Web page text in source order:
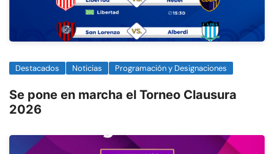
Destacados Noticias Programación y Designaciones
Se pone en marcha el Torneo Clausura
2026